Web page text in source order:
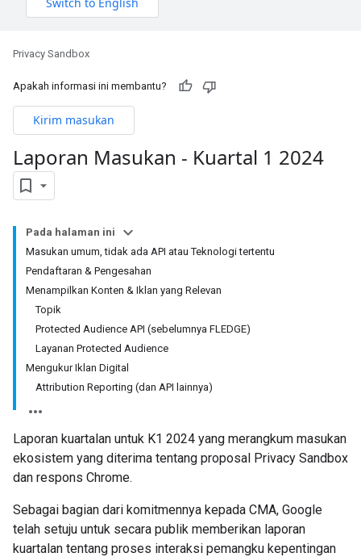
Privacy Sandbox
Apakah informasi ini membantu?
Kirim masukan
Laporan Masukan - Kuartal 1 2024
Pada halaman ini
Masukan umum, tidak ada API atau Teknologi tertentu
Pendaftaran & Pengesahan
Menampilkan Konten & Iklan yang Relevan
Topik
Protected Audience API (sebelumnya FLEDGE)
Layanan Protected Audience
Mengukur Iklan Digital
Attribution Reporting (dan API lainnya)
Laporan kuartalan untuk K1 2024 yang merangkum masukan
ekosistem yang diterima tentang proposal Privacy Sandbox
dan respons Chrome.
Sebagai bagian dari komitmennya kepada CMA, Google
telah setuju untuk secara publik memberikan laporan
kuartalan tentang proses interaksi pemangku kepentingan